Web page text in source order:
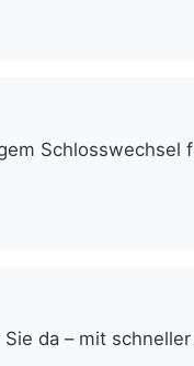
Schlosswechsel
da – mit